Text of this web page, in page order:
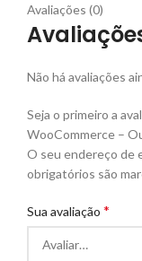
Avaliações (0)
Não há avaliações
Seja o primeiro a
WooCommerce –
O seu endereço de
obrigatórios são
Sua avaliação *